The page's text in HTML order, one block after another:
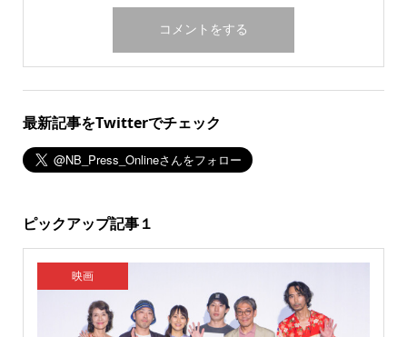
最新記事をTwitterでチェック
ピックアップ記事１
映画